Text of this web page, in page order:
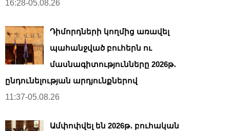
16:28-05.08.26
Դիմորդների կողմից առավել
պահանջված բուհերն ու
մասնագիտությունները 2026թ․
ընդունելության արդյունքներով
11:37-05.08.26
Ամփոփվել են 2026թ․ բուհական